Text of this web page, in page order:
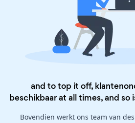
and to top it off,
beschikbaar at all times, and so
Bovendien werkt ons team van